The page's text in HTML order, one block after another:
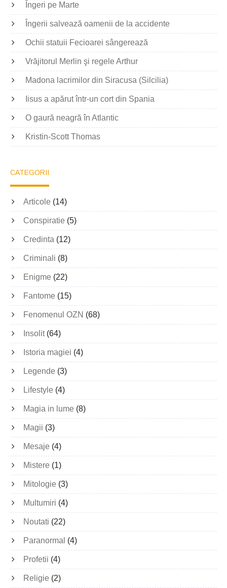
Îngeri pe Marte
Îngerii salvează oamenii de la accidente
Ochii statuii Fecioarei sângerează
Vrăjitorul Merlin şi regele Arthur
Madona lacrimilor din Siracusa (Silcilia)
Iisus a apărut într-un cort din Spania
O gaură neagră în Atlantic
Kristin-Scott Thomas
CATEGORII
Articole (14)
Conspiratie (5)
Credinta (12)
Criminali (8)
Enigme (22)
Fantome (15)
Fenomenul OZN (68)
Insolit(64)
Istoria magiei (4)
Legende (3)
Lifestyle (4)
Magia in lume (8)
Magii (3)
Mesaje (4)
Mistere (1)
Mitologie (3)
Multumiri (4)
Noutati (22)
Paranormal (4)
Profetii (4)
Religie (2)